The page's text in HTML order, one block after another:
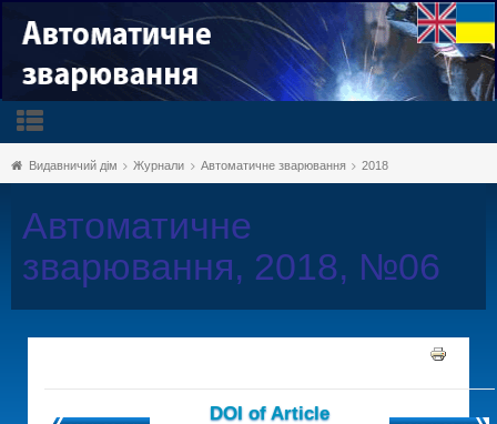
Видавничий дім Журнали Автоматичне зварювання 2018
Автоматичне
зварювання, 2018, №06
DOI of Article